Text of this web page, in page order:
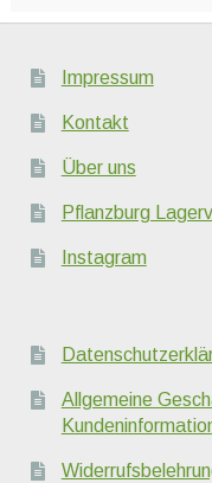
Impressum
Kontakt
Über uns
Pflanzburg
Instagram
Allgemeine